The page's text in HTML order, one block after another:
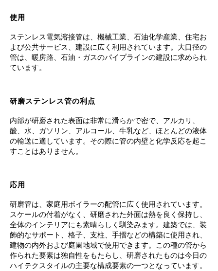
使用
ステンレス電気溶接管は、機械工業、石油化学産業、住宅お
よび公共サービス、建設に広く利用されています。大口径の
管は、暖房路、石油・ガスのパイプラインの建設に求められ
ています。
研磨ステンレス管の利点
内部が研磨された表面は非常に滑らかで密で、アルカリ、
酸、水、ガソリン、アルコール、牛乳など、ほとんどの液体
の輸送に適しています。その際に管の内壁と化学反応を起こ
すことはありません。
応用
研磨管は、家庭用ボイラーの配管に広く使用されています。
スケールの付着がなく、研磨された外面は熱を良く保持し、
全体のインテリアにも素晴らしく馴染みます。建築では、装
飾的なサポート、格子、支柱、手摺などの構築に使用され、
建物の内外および庭園地域で使用できます。この種の管から
作られた要素は独自性をもたらし、研磨されたものは今日の
ハイテクスタイルの主要な構成要素の一つとなっています。